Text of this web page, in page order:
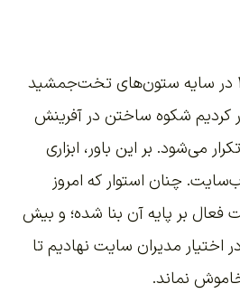
راه ما به سال ۱۳۹۴ در سایه ستون‌های تخت‌جمشید
کردیم شکوه ساختن در آفرینش
می‌شود. بر این باور،ابزاری
. چنان استوار که امروز
فعال بر پایه آن بنا شده؛ و بیش
مدیران سایت نهادیم تا
نماند.